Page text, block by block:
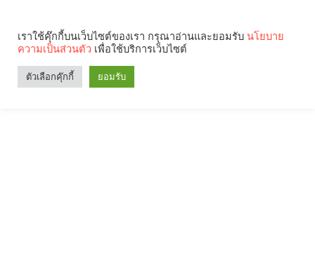
เราใช้คุ๊กกี้บนเว็บไซต์ของเรา กรุณาอ่านและยอมรับ นโยบาย
ความเป็นส่วนตัว เพื่อใช้บริการเว็บไซต์
ตัวเลือกคุ๊กกี้ ยอมรับ